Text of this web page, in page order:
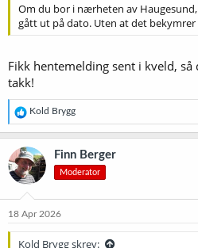
Om du bor i nærheten av
gått ut på dato. Uten at det bekymrer
Fikk hentemelding sent i kveld, så
takk!
R
e
a
k
s
j
o
e
Kold Brygg
Finn Berger
Moderator
18 Apr 2026
Kold Brygg skrev: